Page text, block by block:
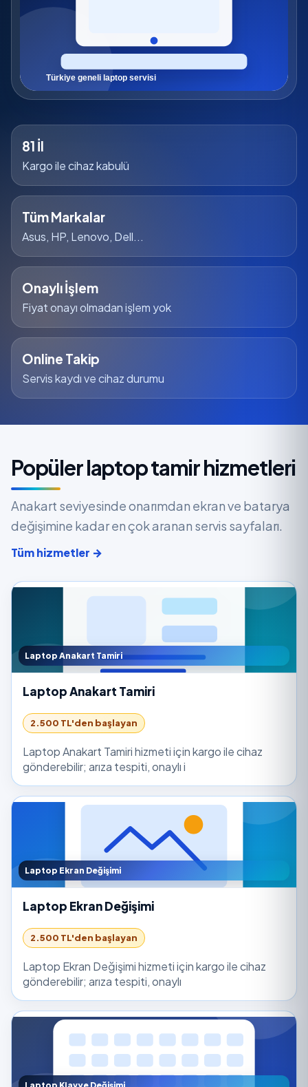
81 İl
Kargo ile cihaz kabulü
Tüm Markalar
Asus, HP, Lenovo, Dell...
Onaylı İşlem
Fiyat onayı olmadan işlem yok
Online Takip
Servis kaydı ve cihaz durumu
Popüler laptop tamir hizmetleri
Anakart seviyesinde onarımdan ekran ve batarya
değişimine kadar en çok aranan servis sayfaları.
Tüm hizmetler →
Laptop Anakart Tamiri
Laptop Anakart Tamiri
2.500 TL'den başlayan
Laptop Anakart Tamiri hizmeti için kargo ile cihaz
gönderebilir; arıza tespiti, onaylı i
Laptop Ekran Değişimi
Laptop Ekran Değişimi
2.500 TL'den başlayan
Laptop Ekran Değişimi hizmeti için kargo ile cihaz
gönderebilir; arıza tespiti, onaylı